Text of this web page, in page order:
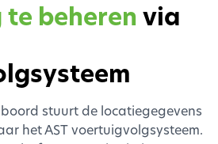
te beherenvia
stuurt de locatiegegevens
het AST voertuigvolgsysteem.